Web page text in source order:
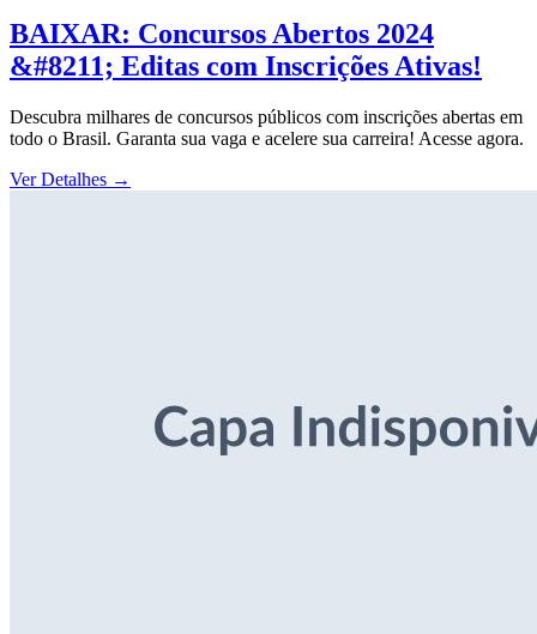
BAIXAR: Concursos Abertos 2024
&#8211; Editas com Inscrições Ativas!
Descubra milhares de concursos públicos com inscrições abertas em
todo o Brasil. Garanta sua vaga e acelere sua carreira! Acesse agora.
Ver Detalhes →